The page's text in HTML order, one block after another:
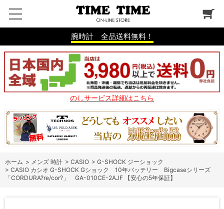
腕時計 全品送料無料！
のしサービス詳細はこちら
ホーム > メンズ 時計 > CASIO > G-SHOCK ジーショック
> CASIO カシオ G-SHOCK Gショック 10年バッテリー Bigcaseシリーズ
「CORDURA?re/cor?」 GA-010CE-2AJF 【安心の5年保証】